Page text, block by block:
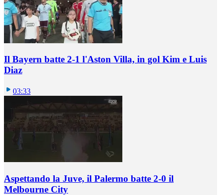
Il Bayern batte 2-1 l'Aston Villa, in gol Kim e Luis
Diaz
03:33
Aspettando la Juve, il Palermo batte 2-0 il
Melbourne City